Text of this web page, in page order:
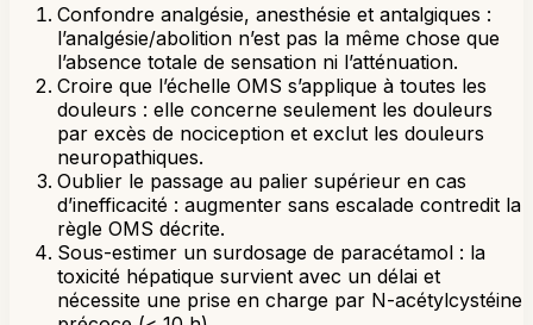
Confondre analgésie, anesthésie et antalgiques :
l’analgésie/abolition n’est pas la même chose que
l’absence totale de sensation ni l’atténuation.
Croire que l’échelle OMS s’applique à toutes les
douleurs : elle concerne seulement les douleurs
par excès de nociception et exclut les douleurs
neuropathiques.
Oublier le passage au palier supérieur en cas
d’inefficacité : augmenter sans escalade contredit la
règle OMS décrite.
Sous-estimer un surdosage de paracétamol : la
toxicité hépatique survient avec un délai et
nécessite une prise en charge par N-acétylcystéine